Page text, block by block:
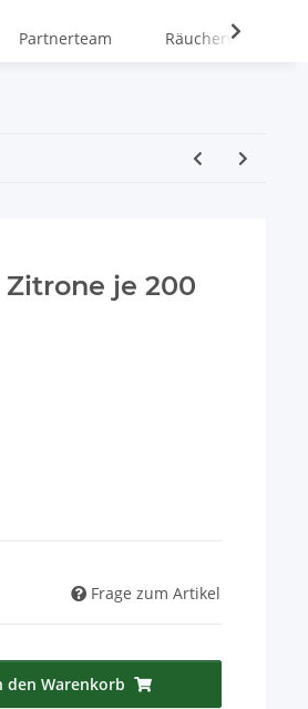
Partnerteam Räucherwiki
je 200
Frage zum Artikel
den Warenkorb